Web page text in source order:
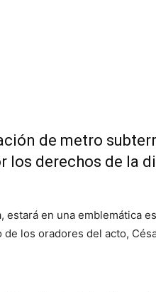
de metro
los derechos de la
en una emblemática
los oradores del acto,